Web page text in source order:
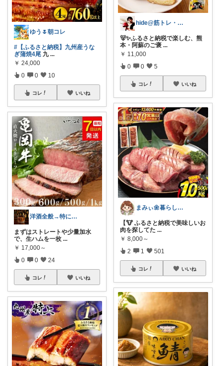
ゆう🌷朝コレ
#【ふるさと納税】九州産うな
ぎ蒲焼4尾 九 ...
￥ 24,000
0 0 10
コレ いいね
洋酒全般→特にシングルモルト好き
まずはストレートや少量加水
で、生ハムを一枚 ...
￥ 17,000～
0 0 24
コレ いいね
hide@筋トレ・健康・ダイエット
🐻✨ふるさと納税で楽しむ、熊
本・阿蘇のご褒 ...
￥ 11,000
0 0 5
コレ いいね
まみぃ🌼暮らしの便利グッズ｜毎日朝コレ
【🐮 ふるさと納税で美味しいお
肉を探してた ...
￥ 8,000～
2 1 501
コレ いいね